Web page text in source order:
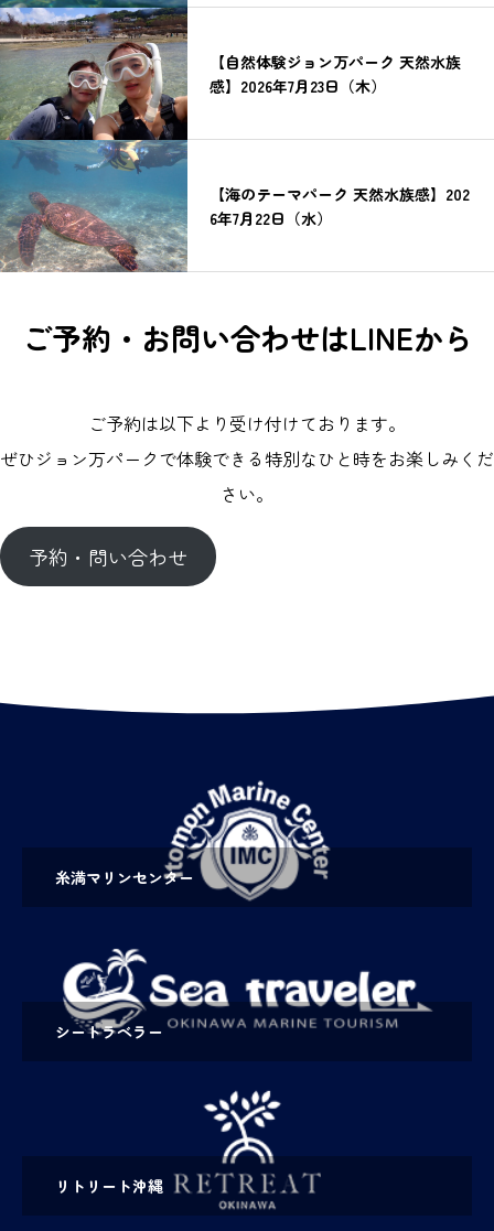
【自然体験ジョン万パーク 天然水族
感】2026年7月23日（木）
【海のテーマパーク 天然水族感】202
6年7月22日（水）
ご予約・お問い合わせはLINEから
ご予約は以下より受け付けております。
ぜひジョン万パークで体験できる特別なひと時をお楽しみくだ
さい。
予約・問い合わせ
糸満マリンセンター
シートラベラー
リトリート沖縄